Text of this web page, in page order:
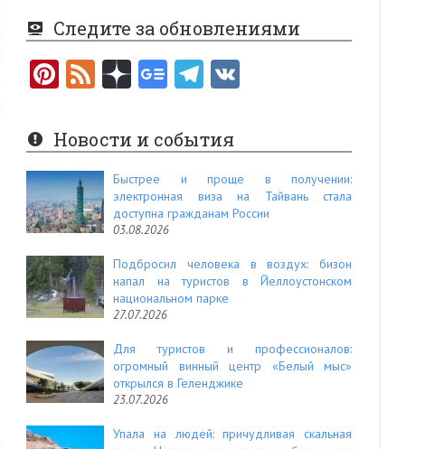
Следите за обновлениями
Pi
er
es
t
F
e
d
Новости и события
Быстрее и проще в получении:
электронная виза на Тайвань стала
доступна гражданам России
03.08.2026
Подбросил человека в воздух: бизон
напал на туристов в Йеллоустонском
национальном парке
27.07.2026
Для туристов и профессионалов:
огромный винный центр «Белый мыс»
открылся в Геленджике
23.07.2026
Упала на людей: причудливая скальная